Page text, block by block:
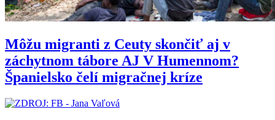
Môžu migranti z Ceuty skončiť aj v
záchytnom tábore AJ V Humennom?
Španielsko čelí migračnej kríze